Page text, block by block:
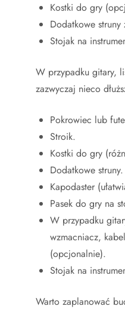
Kostki do gry
Dodatkowe struny
Stojak na
W przypadku gitary,
zazwyczaj nieco
Pokrowiec lub
Stroik.
Kostki do gry
Dodatkowe struny.
Kapodaster
Pasek do gry na
W przypadku
wzmacniacz,
(opcjonalnie).
Stojak na
Warto zaplanować